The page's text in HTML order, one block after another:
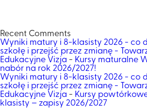
Recent Comments
Wyniki matury i 8-klasisty 2026 - co
szkołę i przejść przez zmianę -
Edukacyjne Vizja - Kursy maturalne
nabór na rok 2026/2027!
Wyniki matury i 8-klasisty 2026 - co
szkołę i przejść przez zmianę -
Edukacyjne Vizja - Kursy
klasisty – zapisy 2026/2027